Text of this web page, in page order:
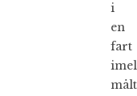
i
en
fart